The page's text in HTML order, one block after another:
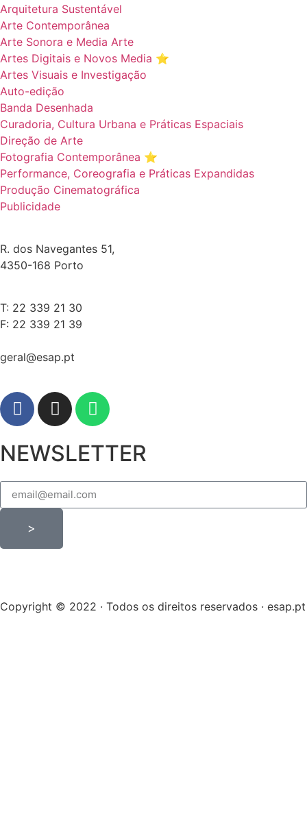
Arquitetura Sustentável
Arte Contemporânea
Arte Sonora e Media Arte
Artes Digitais e Novos Media ⭐️
Artes Visuais e Investigação
Auto-edição
Banda Desenhada
Curadoria, Cultura Urbana e Práticas Espaciais
Direção de Arte
Fotografia Contemporânea ⭐️
Performance, Coreografia e Práticas Expandidas
Produção Cinematográfica
Publicidade
R. dos Navegantes 51,
4350-168 Porto
T: 22 339 21 30
F: 22 339 21 39
geral@esap.pt
NEWSLETTER
>
Copyright © 2022 · Todos os direitos reservados · esap.pt